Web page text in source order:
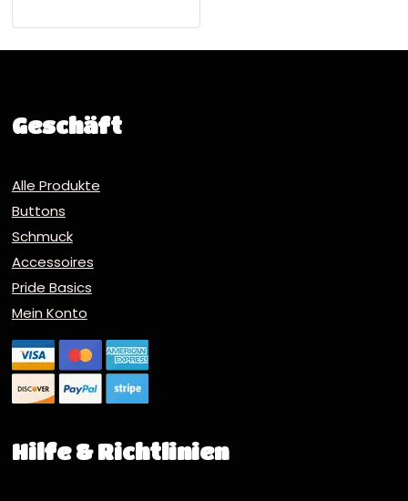
Geschäft
Alle Produkte
Buttons
Schmuck
Accessoires
Pride Basics
Mein Konto
Hilfe & Richtlinien